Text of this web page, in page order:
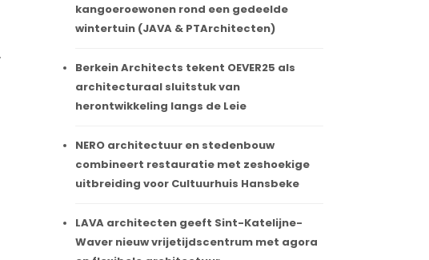
kangoeroewonen rond een gedeelde
wintertuin (JAVA & PTArchitecten)
Berkein Architects tekent OEVER25 als
architecturaal sluitstuk van
herontwikkeling langs de Leie
NERO architectuur en stedenbouw
combineert restauratie met zeshoekige
uitbreiding voor Cultuurhuis Hansbeke
LAVA architecten geeft Sint-Katelijne-
Waver nieuw vrijetijdscentrum met agora